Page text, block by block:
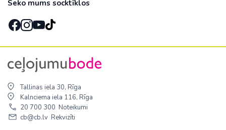
Seko mums socktīklos
Tallinas iela 30, Rīga
Kalnciema iela 116, Rīga
20 700 300 Noteikumi
cb@cb.lv Rekvizīti